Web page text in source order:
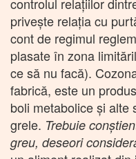
privește relația cu
cont de regimul
plasate în zona
ce să nu facă).
fabrică, este un
boli metabolice și alte
grele. Trebuie
greu, deseori